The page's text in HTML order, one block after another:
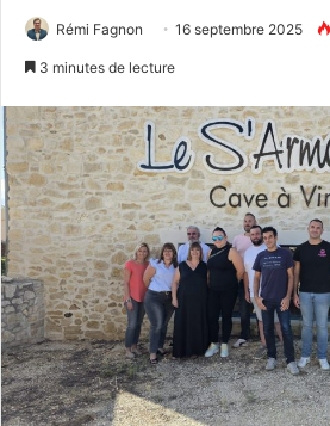
Rémi Fagnon 16 septembre 2025
3 minutes de lecture